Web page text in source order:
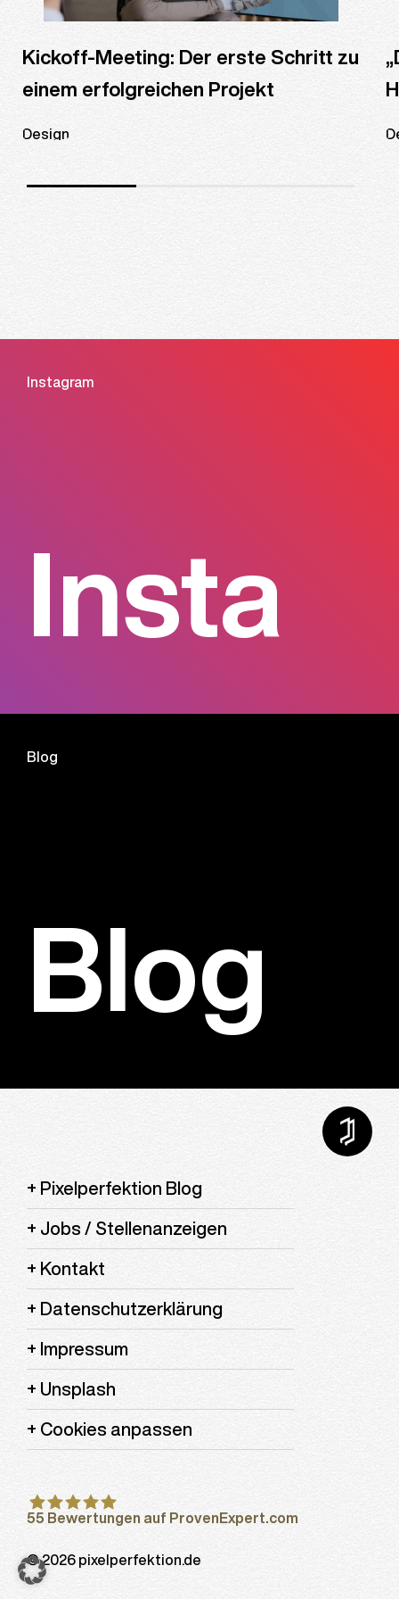
Kickoff-Meeting: Der erste Schritt zu
einem erfolgreichen Projekt
Design
Instagram
Insta
Blog
Blog
Pixelperfektion Blog
Jobs / Stellenanzeigen
Kontakt
Datenschutzerklärung
Impressum
Unsplash
Cookies anpassen
© 2026 pixelperfektion.de
Pixelperfektion
55 Bewertungen auf ProvenExpert.com